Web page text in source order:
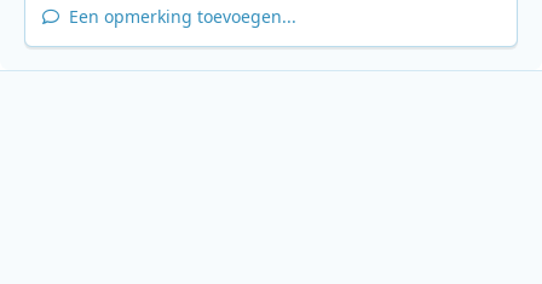
Een opmerking toevoegen...